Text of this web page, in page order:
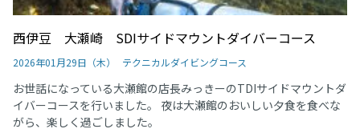
西伊豆 大瀬崎 SDIサイドマウントダイバーコース
2026年01月29日（木） テクニカルダイビングコース
お世話になっている大瀬館の店長みっきーのTDIサイドマウントダ
イバーコースを行いました。 夜は大瀬館のおいしい夕食を食べな
がら、楽しく過ごしました。